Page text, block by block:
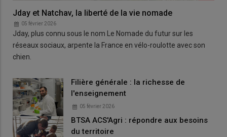
Jday et Natchav, la liberté de la vie nomade
05 février 2026
Jday, plus connu sous le nom Le Nomade du futur sur les
réseaux sociaux, arpente la France en vélo-roulotte avec son
chien.
Filière générale : la richesse de
l'enseignement
05 février 2026
BTSA ACS'Agri : répondre aux besoins
du territoire